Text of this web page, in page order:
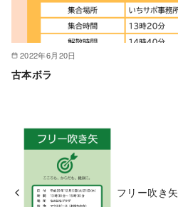
2022年6月20日
古本ボラ
フリー吹き矢